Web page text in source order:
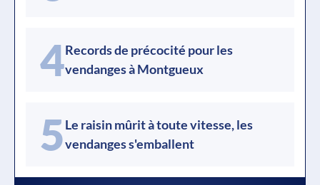
4Records de précocité pour les
vendanges à Montgueux
5Le raisin mûrit à toute vitesse, les
vendanges s'emballent